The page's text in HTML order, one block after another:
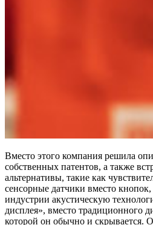
Вместо этого компания решила
собственных патентов, а также
альтернативы, такие как
сенсорные датчики вместо
индустрии акустическую
дисплея», вместо традиционного
которой он обычно и скрывается.